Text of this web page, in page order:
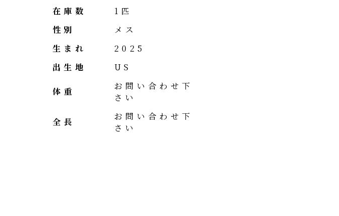
在庫数
1匹
性別
メス
生まれ
2025
出生地
US
体重
お問い合わせ下
さい
全長
お問い合わせ下
さい